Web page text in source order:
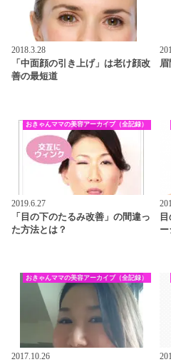
2018.3.28
「中面顔の引き上げ」は老け顔改
善の最短道
おきゃんママの美容アーカイブ（全記録）
2019.6.27
「目の下のたるみ改善」の間違っ
た方法とは？
ー
おきゃんママの美容アーカイブ（全記録）
2017.10.26